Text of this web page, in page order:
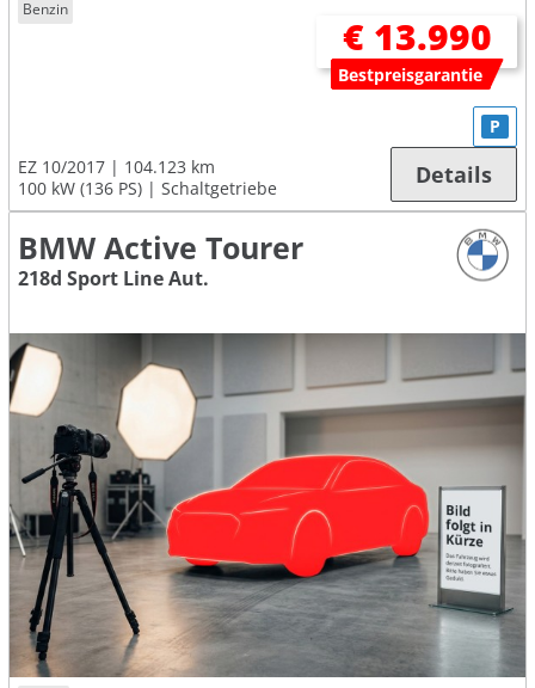
Benzin
€ 13.990
Bestpreisgarantie
EZ 10/2017
104.123 km
100 kW (136 PS)
Schaltgetriebe
P
Details
BMW Active Tourer
218d Sport Line Aut.